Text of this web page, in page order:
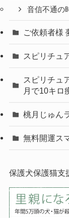
音信不通の
ご依頼者様
スピリチュ
スピリチュ
月で10キロ
桃月じゅん
無料開運ス
保護犬保護猫支